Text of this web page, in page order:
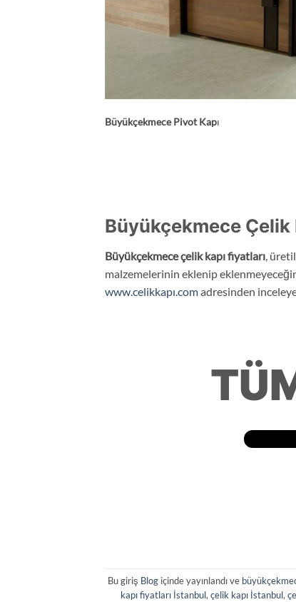
Büyükçekmece Pivot Kapı
Büyükçekmece Çelik
Büyükçekmeceçelik kapı fiyatları,
malzemelerinin eklenip
www.celikkapı.comadresinden
Bu giriş Blog içinde yayınlandı ve
kapı fiyatları İstanbul, çelik kapı İstanbul,